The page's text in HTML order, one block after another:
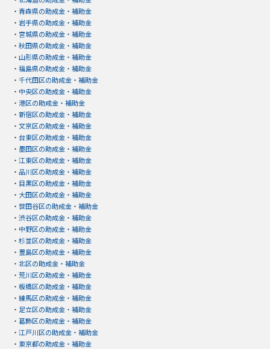
・ 青森県の助成金・補助金
・ 岩手県の助成金・補助金
・ 宮城県の助成金・補助金
・ 秋田県の助成金・補助金
・ 山形県の助成金・補助金
・ 福島県の助成金・補助金
・ 千代田区の助成金・補助金
・ 中央区の助成金・補助金
・ 港区の助成金・補助金
・ 新宿区の助成金・補助金
・ 文京区の助成金・補助金
・ 台東区の助成金・補助金
・ 墨田区の助成金・補助金
・ 江東区の助成金・補助金
・ 品川区の助成金・補助金
・ 目黒区の助成金・補助金
・ 大田区の助成金・補助金
・ 世田谷区の助成金・補助金
・ 渋谷区の助成金・補助金
・ 中野区の助成金・補助金
・ 杉並区の助成金・補助金
・ 豊島区の助成金・補助金
・ 北区の助成金・補助金
・ 荒川区の助成金・補助金
・ 板橋区の助成金・補助金
・ 練馬区の助成金・補助金
・ 足立区の助成金・補助金
・ 葛飾区の助成金・補助金
・ 江戸川区の助成金・補助金
・ 東京都の助成金・補助金